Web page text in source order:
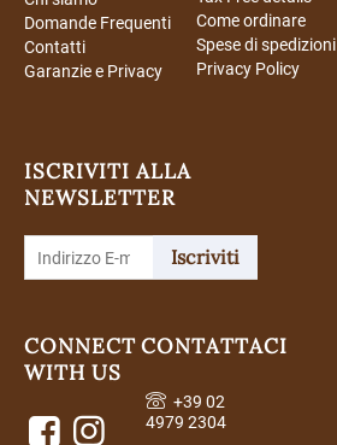
Domande Frequenti
Contatti
Garanzie e Privacy
Come ordinare
Spese di spedizioni
Privacy Policy
ISCRIVITI ALLA
NEWSLETTER
Iscriviti
CONNECT
WITH US
CONTATTACI
+39 02
4979 2304